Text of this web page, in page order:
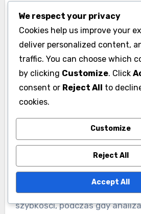
Wybór
narzędzi do
wydajności
Wybór odpowiednich narzędzi
wydajności jest kluczowy dla
noszoną, aplikacje mobilne i
analizy wideo, z których
spostrzeżenia na temat
Na przykład, urządzenia GPS
danych na temat pokonanej
szybkości, podczas gdy
We respect your privacy
Cookies help us improve your
deliver personalized content,
traffic. You can choose which
by clicking Customize. Click
consent or Reject All to
cookies.
Customize
Reject All
Accept All